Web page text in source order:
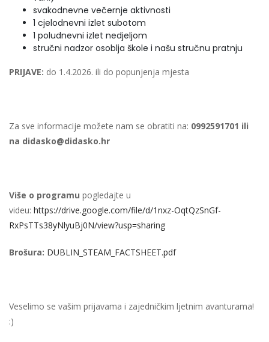
svakodnevne večernje aktivnosti
1 cjelodnevni izlet subotom
1 poludnevni izlet nedjeljom
stručni nadzor osoblja škole i našu stručnu pratnju
PRIJAVE: do 1.4.2026. ili do popunjenja mjesta
Za sve informacije možete nam se obratiti na: 0992591701 ili
na didasko@didasko.hr
Više o programu pogledajte u
videu: https://drive.google.com/file/d/1nxz-OqtQzSnGf-
RxPsTTs38yNlyuBj0N/view?usp=sharing
Brošura: DUBLIN_STEAM_FACTSHEET.pdf
Veselimo se vašim prijavama i zajedničkim ljetnim avanturama!
:)